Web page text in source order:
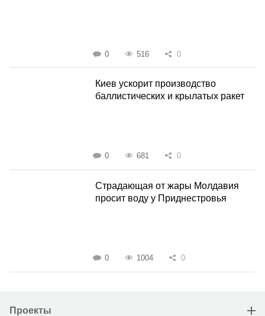
0 516 0
Киев ускорит производство
баллистических и крылатых ракет
0 681 0
Страдающая от жары Молдавия
просит воду у Приднестровья
0 1004 0
Проекты